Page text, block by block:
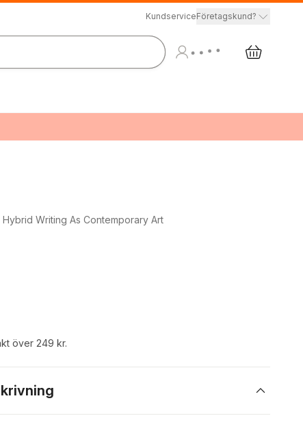
KundserviceFöretagskund?
Writing As Contemporary Art
över 249 kr.